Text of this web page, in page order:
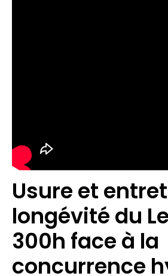
Usure et
longévité du
300h face à la
concurrence